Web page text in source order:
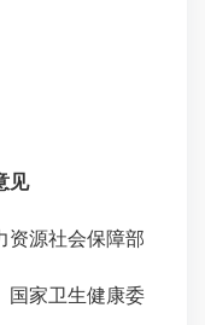
见
社会保障部
家卫生健康委